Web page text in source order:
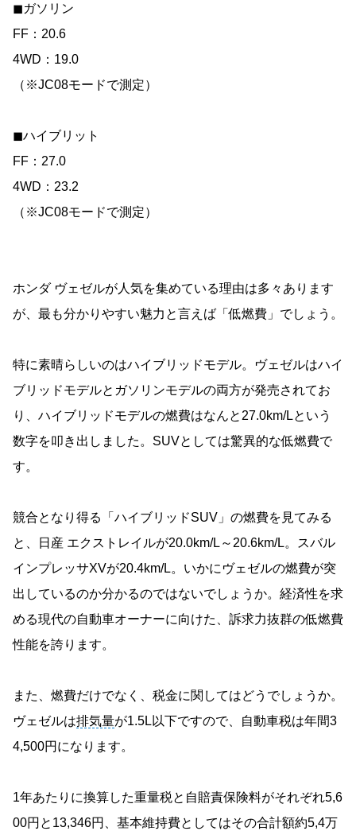
◼︎ガソリン
FF：20.6
4WD：19.0
（※JC08モードで測定）
◼︎ハイブリット
FF：27.0
4WD：23.2
（※JC08モードで測定）
ホンダ ヴェゼルが人気を集めている理由は多々あります
が、最も分かりやすい魅力と言えば「低燃費」でしょう。
特に素晴らしいのはハイブリッドモデル。ヴェゼルはハイ
ブリッドモデルとガソリンモデルの両方が発売されてお
り、ハイブリッドモデルの燃費はなんと27.0km/Lという
数字を叩き出しました。SUVとしては驚異的な低燃費で
す。
競合となり得る「ハイブリッドSUV」の燃費を見てみる
と、日産 エクストレイルが20.0km/L～20.6km/L。スバル
インプレッサXVが20.4km/L。いかにヴェゼルの燃費が突
出しているのか分かるのではないでしょうか。経済性を求
める現代の自動車オーナーに向けた、訴求力抜群の低燃費
性能を誇ります。
また、燃費だけでなく、税金に関してはどうでしょうか。
ヴェゼルは排気量が1.5L以下ですので、自動車税は年間3
4,500円になります。
1年あたりに換算した重量税と自賠責保険料がそれぞれ5,6
00円と13,346円、基本維持費としてはその合計額約5,4万